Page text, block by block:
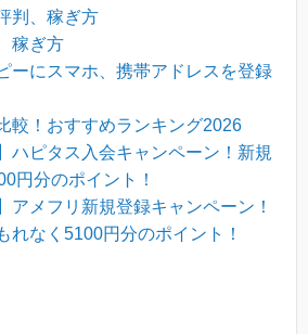
判、稼ぎ方
稼ぎ方
ーにスマホ、携帯アドレスを登録
較！おすすめランキング2026
ハピタス入会キャンペーン！新規
円分のポイント！
アメフリ新規登録キャンペーン！
れなく5100円分のポイント！